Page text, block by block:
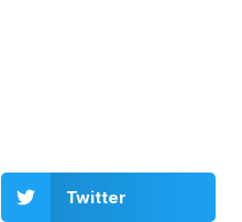
Twitter